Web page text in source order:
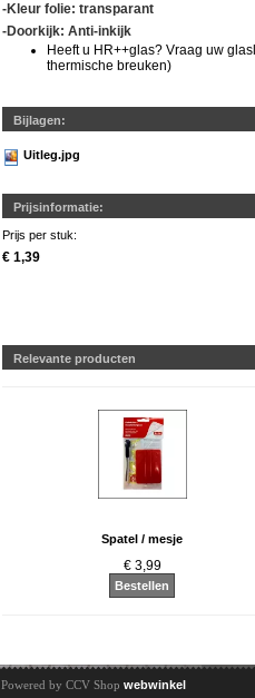
-Kleur folie: transparant
-Doorkijk: Anti-inkijk
Heeft u HR++glas? Vraag uw
thermische breuken)
Bijlagen:
Uitleg.jpg
Prijsinformatie:
Prijs per stuk:
€ 1,39
Relevante producten
Spatel / mesje
€ 3,99
Bestellen
Powered by CCV Shop webwinkel